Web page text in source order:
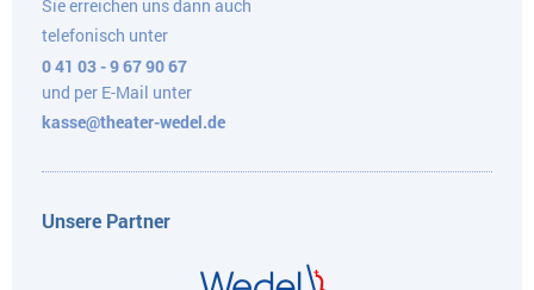
Sie erreichen uns dann auch
telefonisch unter
0 41 03 - 9 67 90 67
und per E-Mail unter
kasse@theater-wedel.de
Unsere Partner